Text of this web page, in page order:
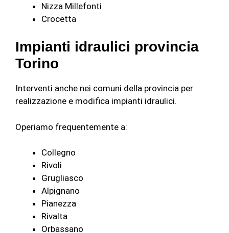
Nizza Millefonti
Crocetta
Impianti idraulici provincia
Torino
Interventi anche nei comuni della provincia per
realizzazione e modifica impianti idraulici.
Operiamo frequentemente a:
Collegno
Rivoli
Grugliasco
Alpignano
Pianezza
Rivalta
Orbassano